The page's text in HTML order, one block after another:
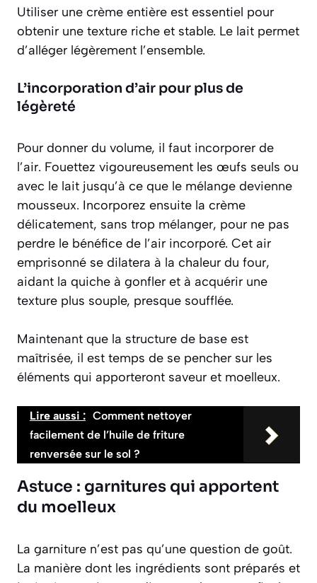
Utiliser une crème entière est essentiel pour
obtenir une texture riche et stable. Le lait permet
d’alléger légèrement l’ensemble.
L’incorporation d’air pour plus de
légèreté
Pour donner du volume, il faut incorporer de
l’air. Fouettez vigoureusement les œufs seuls ou
avec le lait jusqu’à ce que le mélange devienne
mousseux. Incorporez ensuite la crème
délicatement, sans trop mélanger, pour ne pas
perdre le bénéfice de l’air incorporé. Cet air
emprisonné se dilatera à la chaleur du four,
aidant la quiche à gonfler et à acquérir une
texture plus souple, presque soufflée.
Maintenant que la structure de base est
maîtrisée, il est temps de se pencher sur les
éléments qui apporteront saveur et moelleux.
Lire aussi : Comment nettoyer
facilement de l’huile de friture
renversée sur le sol ?
Astuce : garnitures qui apportent
du moelleux
La garniture n’est pas qu’une question de goût.
La manière dont les ingrédients sont préparés et